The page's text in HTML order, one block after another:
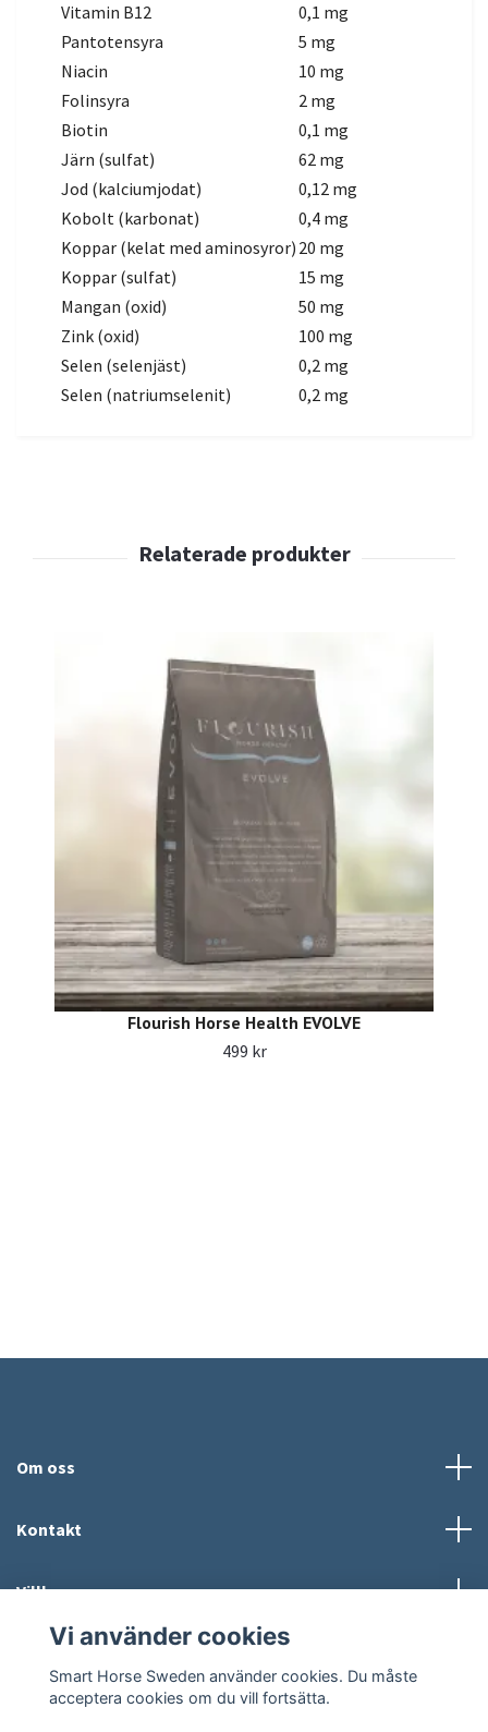
Vitamin B12
0,1 mg
Pantotensyra
5 mg
Niacin
10 mg
Folinsyra
2 mg
Biotin
0,1 mg
Järn (sulfat)
62 mg
Jod (kalciumjodat)
0,12 mg
Kobolt (karbonat)
0,4 mg
Koppar (kelat med aminosyror) 20 mg
Koppar (sulfat)
15 mg
Mangan (oxid)
50 mg
Zink (oxid)
100 mg
Selen (selenjäst)
0,2 mg
Selen (natriumselenit)
0,2 mg
Flourish Horse Health EVOLVE
499 kr
Om oss
Kontakt
Villkor
Sociala medier
Vi använder cookies
Smart Horse Sweden använder cookies. Du måste
acceptera cookies om du vill fortsätta.